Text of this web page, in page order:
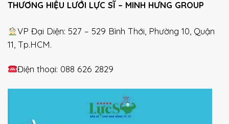
THƯƠNG HIỆU LƯỚI LỰC SĨ – MINH HƯNG GROUP
VP Đại Diện: 527 – 529 Bình Thới, Phường 10, Quận
11, Tp.HCM.
Điện thoại: 088 626 2829